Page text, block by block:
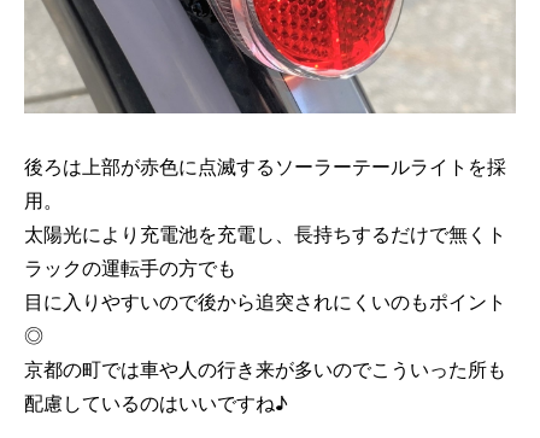
後ろは上部が赤色に点滅するソーラーテールライトを採
用。
太陽光により充電池を充電し、長持ちするだけで無くト
ラックの運転手の方でも
目に入りやすいので後から追突されにくいのもポイント
◎
京都の町では車や人の行き来が多いのでこういった所も
配慮しているのはいいですね♪